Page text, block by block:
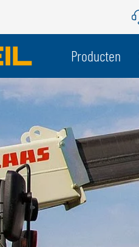
ESPAÑOL
POLSKI
ČESKÝ
Producten